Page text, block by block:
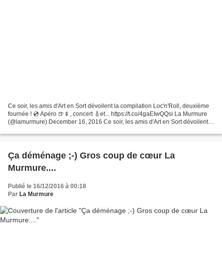
Ce soir, les amis d'Art en Sort dévoilent la compilation Loc'n'Roll, deuxième
fournée ! 💿 Apéro 🍺🍢, concert 🎸et... https://t.co/4gaEIwQQsi La Murmure
(@lamurmure) December 16, 2016 Ce soir, les amis d'Art en Sort dévoilent
Ça déménage ;-) Gros coup de cœur La
Murmure....
Publié le 16/12/2016 à 00:18
Par La Murmure